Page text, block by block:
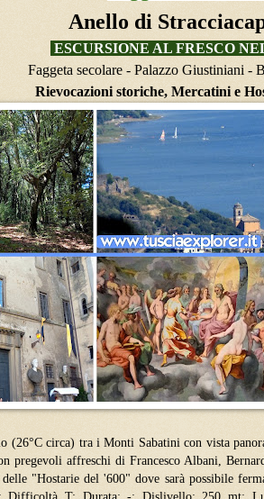
Anello di
ESCURSIONE AL FRESCO
Faggeta secolare - Palazzo Giustiniani -
Rievocazioni storiche, Mercatini e
(26°C circa) tra i Monti Sabatini con vista
pregevoli affreschi di Francesco Albani,
"Hostarie del '600" dove sarà possibile